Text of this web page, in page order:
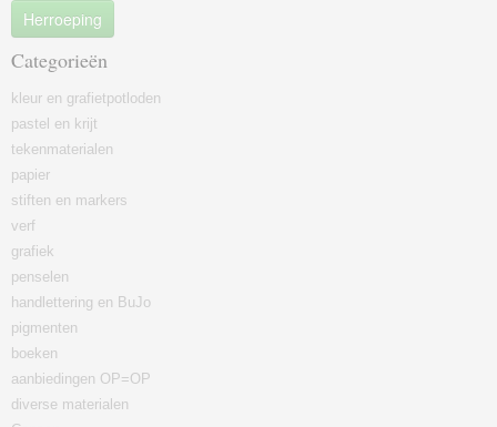
Herroeping
Categorieën
kleur en grafietpotloden
pastel en krijt
tekenmaterialen
papier
stiften en markers
verf
grafiek
penselen
handlettering en BuJo
pigmenten
boeken
aanbiedingen OP=OP
diverse materialen